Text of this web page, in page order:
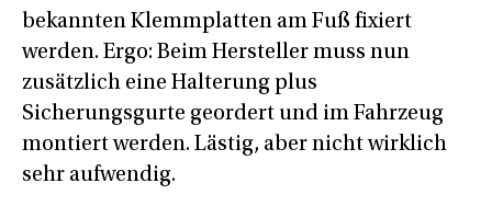
bekannten Klemmplatten am Fuß fixiert
werden. Ergo: Beim Hersteller muss nun
zusätzlich eine Halterung plus
Sicherungsgurte geordert und im Fahrzeug
montiert werden. Lästig, aber nicht wirklich
sehr aufwendig.